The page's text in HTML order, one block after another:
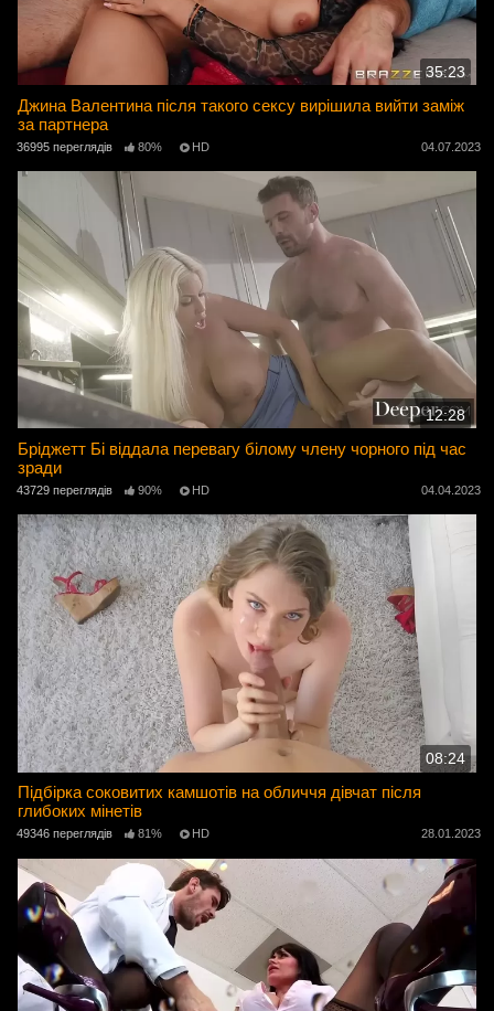
35:23
Джина Валентина після такого сексу вирішила вийти заміж
за партнера
36995 переглядів 80% HD 04.07.2023
12:28
Бріджетт Бі віддала перевагу білому члену чорного під час
зради
43729 переглядів 90% HD 04.04.2023
08:24
Підбірка соковитих камшотів на обличчя дівчат після
глибоких мінетів
49346 переглядів 81% HD 28.01.2023